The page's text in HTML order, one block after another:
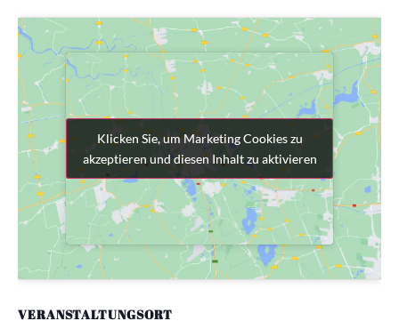
VERANSTALTUNGSORT
Klicken Sie, um Marketing Cookies zu
akzeptieren und diesen Inhalt zu aktivieren
Klicken Sie, um Marketing Cookies zu
akzeptieren und diesen Inhalt zu aktivieren